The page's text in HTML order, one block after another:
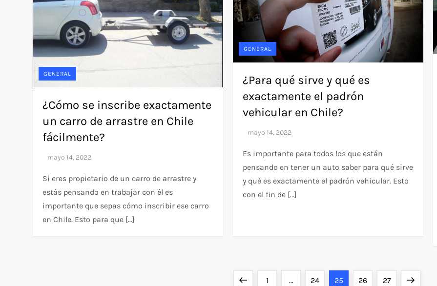
GENERAL
¿Cómo se inscribe exactamente
un carro de arrastre en Chile
fácilmente?
Si eres propietario de un carro de arrastre y
estás pensando en trabajar con él es
importante que sepas cómo inscribir ese carro
en Chile. Esto para que […]
GENERAL
¿Para qué sirve y qué es
exactamente el padrón
vehicular en Chile?
Es importante para todos los que están
pensando en tener un auto saber para qué sirve
y qué es exactamente el padrón vehicular. Esto
con el fin de […]
PáginaPágina
1 … Página
24 Página
25 Página
26 Página
27 Siguiente